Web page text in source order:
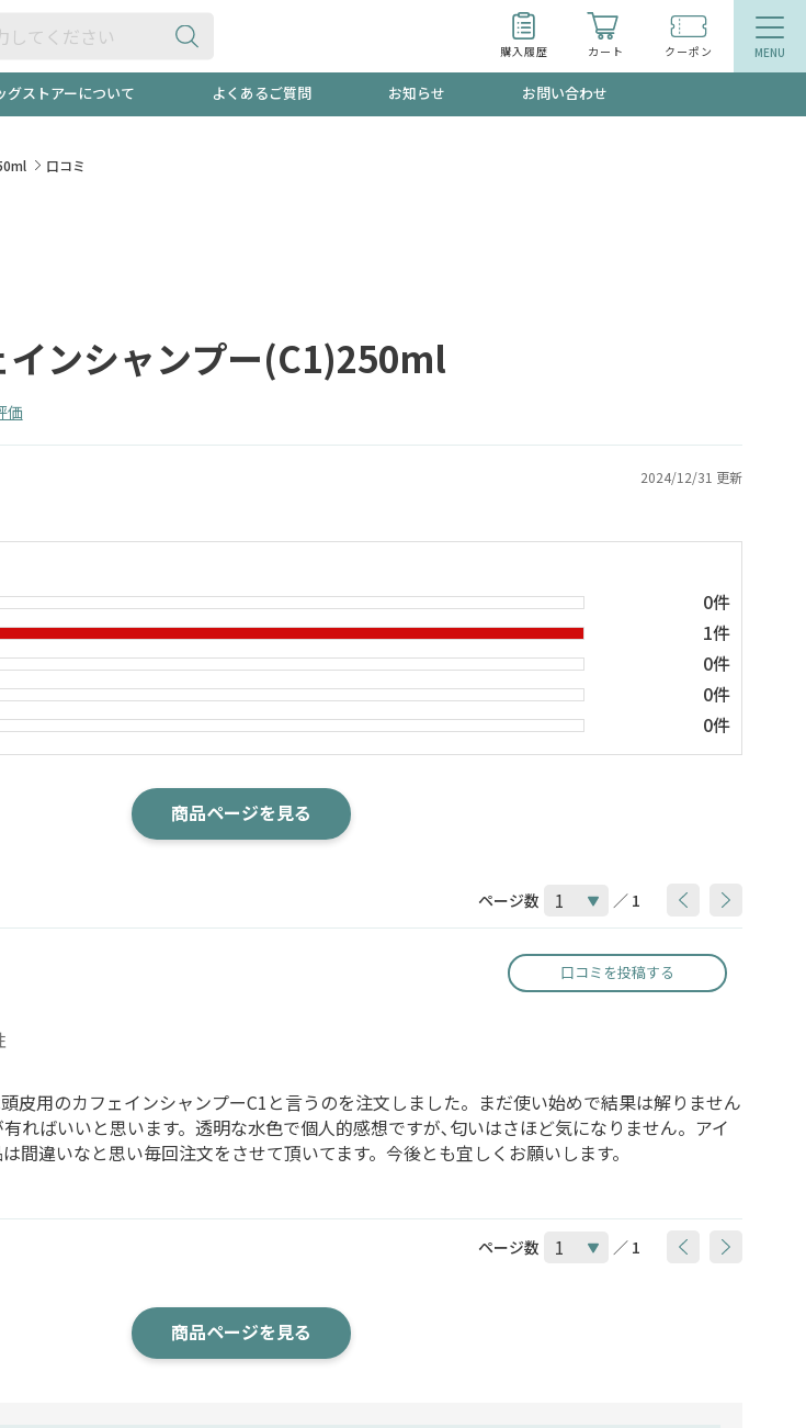
購入履歴 カート クーポン
ト
！
グストアーについて よくあるご質問 お知らせ お問い合わせ
口コミ
ンシャンプー(C1)250ml
価
2024/12/31 更新
0件
1件
0件
0件
0件
商品ページを見る
ページ数 ／ 1
口コミを投稿する
皮用のカフェインシャンプーC1と言うのを注文しました。まだ使い始めで結果は解りません
ればいいと思います。透明な水色で個人的感想ですが､匂いはさほど気になりません。アイ
間違いなと思い毎回注文をさせて頂いてます。今後とも宜しくお願いします。
ページ数 ／ 1
商品ページを見る